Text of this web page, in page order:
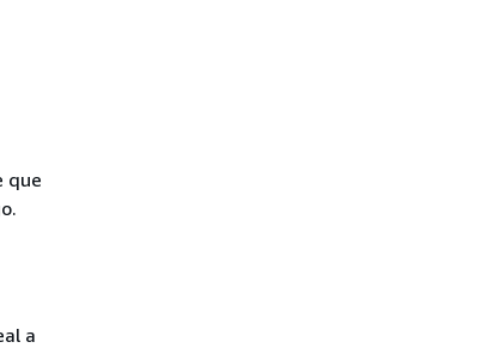
que
a